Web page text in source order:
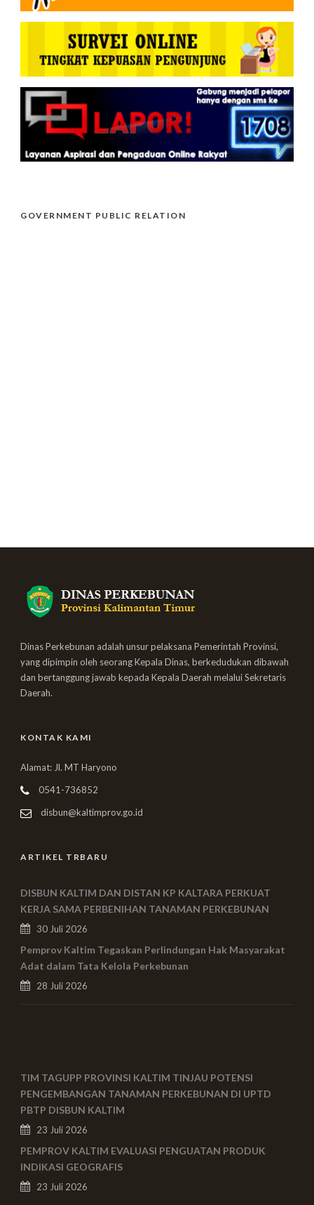
GOVERNMENT PUBLIC RELATION
Dinas Perkebunan adalah unsur pelaksana Pemerintah Provinsi,
yang dipimpin oleh seorang Kepala Dinas, berkedudukan dibawah
dan bertanggung jawab kepada Kepala Daerah melalui Sekretaris
Daerah.
KONTAK KAMI
Alamat: Jl. MT Haryono
0541-736852
disbun@kaltimprov.go.id
ARTIKEL TRBARU
DISBUN KALTIM DAN DISTAN KP KALTARA PERKUAT
KERJA SAMA PERBENIHAN TANAMAN PERKEBUNAN
30 Juli 2026
Pemprov Kaltim Tegaskan Perlindungan Hak Masyarakat
Adat dalam Tata Kelola Perkebunan
28 Juli 2026
TIM TAGUPP PROVINSI KALTIM TINJAU POTENSI
PENGEMBANGAN TANAMAN PERKEBUNAN DI UPTD
PBTP DISBUN KALTIM
23 Juli 2026
PEMPROV KALTIM EVALUASI PENGUATAN PRODUK
INDIKASI GEOGRAFIS
23 Juli 2026